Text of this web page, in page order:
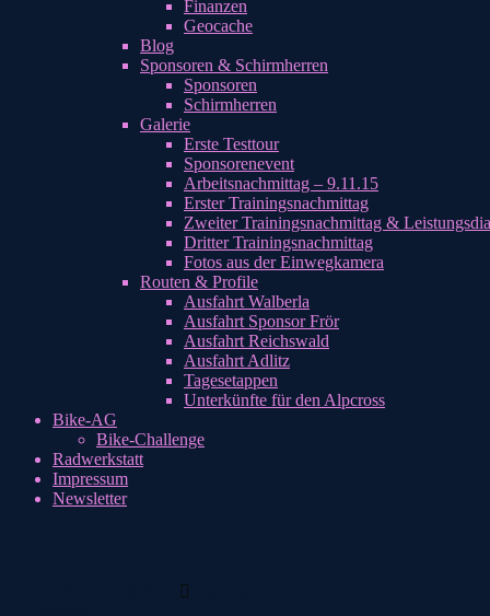
Finanzen
Geocache
Blog
Sponsoren & Schirmherren
Sponsoren
Schirmherren
Galerie
Erste Testtour
Sponsorenevent
Arbeitsnachmittag – 9.11.15
Erster Trainingsnachmittag
Zweiter Trainingsnachmittag &
Dritter Trainingsnachmittag
Fotos aus der Einwegkamera
Routen & Profile
Ausfahrt Walberla
Ausfahrt Sponsor Frör
Ausfahrt Reichswald
Ausfahrt Adlitz
Tagesetappen
Unterkünfte für den Alpcross
Bike-AG
Bike-Challenge
Radwerkstatt
Impressum
Newsletter